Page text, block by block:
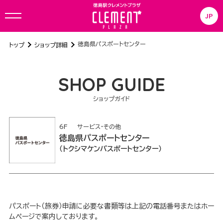
JP
トップ ショップ詳細 徳島県パスポートセンター
SHOP GUIDE
ショップガイド
6F サービス・その他
徳島県パスポートセンター
トクシマケンパスポートセンター
パスポート（旅券）申請に必要な書類等は上記の電話番号またはホー
ムページで案内しております。